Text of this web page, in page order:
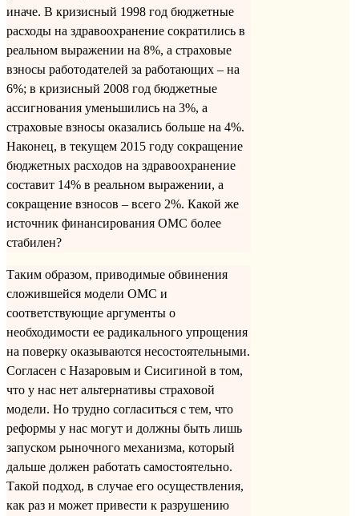
иначе. В кризисный 1998 год бюджетные
расходы на здравоохранение сократились в
реальном выражении на 8%, а страховые
взносы работодателей за работающих – на
6%; в кризисный 2008 год бюджетные
ассигнования уменьшились на 3%, а
страховые взносы оказались больше на 4%.
Наконец, в текущем 2015 году сокращение
бюджетных расходов на здравоохранение
составит 14% в реальном выражении, а
сокращение взносов – всего 2%. Какой же
источник финансирования ОМС более
стабилен?
Таким образом, приводимые обвинения
сложившейся модели ОМС и
соответствующие аргументы о
необходимости ее радикального упрощения
на поверку оказываются несостоятельными.
Согласен с Назаровым и Сисигиной в том,
что у нас нет альтернативы страховой
модели. Но трудно согласиться с тем, что
реформы у нас могут и должны быть лишь
запуском рыночного механизма, который
дальше должен работать самостоятельно.
Такой подход, в случае его осуществления,
как раз и может привести к разрушению